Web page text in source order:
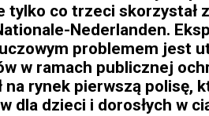
tylko co trzeci skorzystał
Nederlanden.
problemem jest
w ramach publicznej
na rynek pierwszą polisę,
dla dzieci i dorosłych w